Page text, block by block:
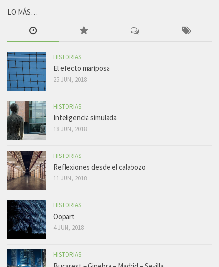
LO MÁS…
HISTORIAS
El efecto mariposa
25 JUN, 2018
HISTORIAS
Inteligencia simulada
18 JUN, 2018
HISTORIAS
Reflexiones desde el calabozo
11 JUN, 2018
HISTORIAS
Oopart
4 JUN, 2018
HISTORIAS